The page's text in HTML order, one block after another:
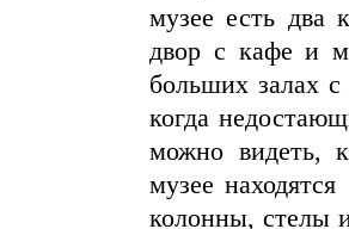
музее есть два
двор с кафе и
больших залах
когда
можно видеть,
музее
колонны, стелы